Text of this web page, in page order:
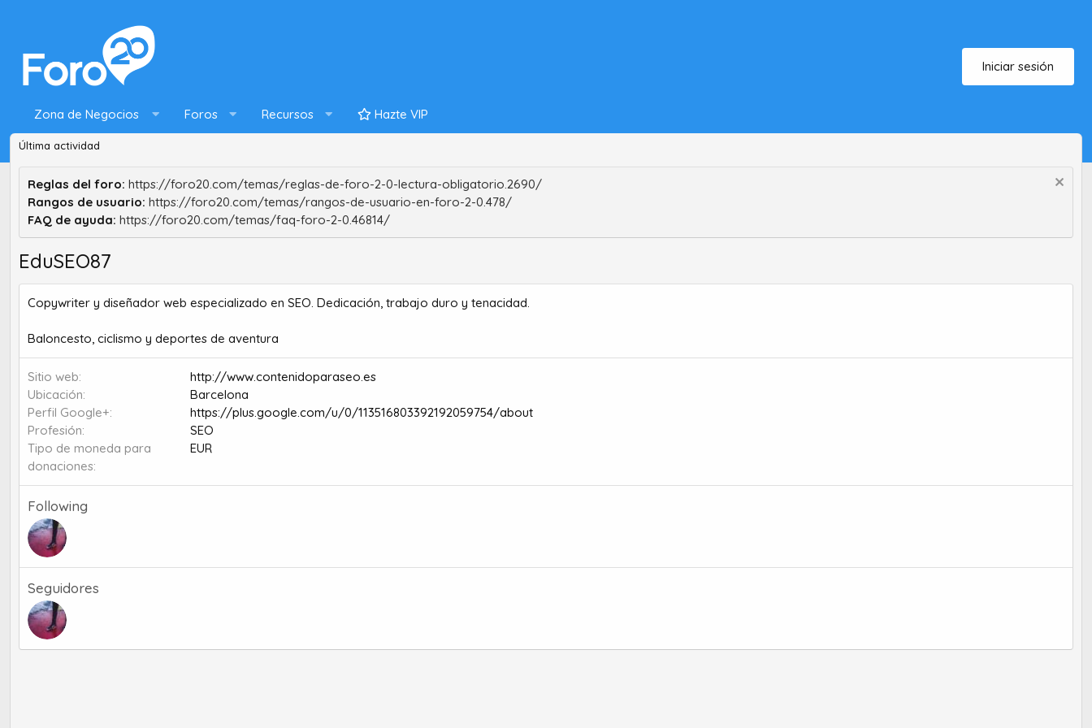
Iniciar sesión
Zona de Negocios Foros Recursos Hazte VIP
Última actividad
Reglas del foro: https://foro20.com/temas/reglas-de-foro-2-0-lectura-obligatorio.2690/
Rangos de usuario: https://foro20.com/temas/rangos-de-usuario-en-foro-2-0.478/
FAQ de ayuda: https://foro20.com/temas/faq-foro-2-0.46814/
EduSEO87
Copywriter y diseñador web especializado en SEO. Dedicación, trabajo duro y tenacidad.
Baloncesto, ciclismo y deportes de aventura
Sitio web
http://www.contenidoparaseo.es
Ubicación
Barcelona
Perfil Google+
https://plus.google.com/u/0/113516803392192059754/about
Profesión
SEO
Tipo de moneda para
donaciones
EUR
Following
Seguidores